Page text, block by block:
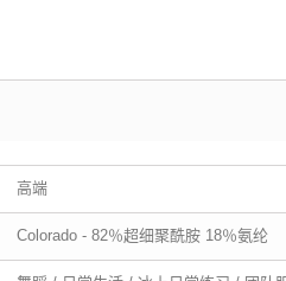
高端
Colorado - 82％超细聚酰胺 18％氨纶